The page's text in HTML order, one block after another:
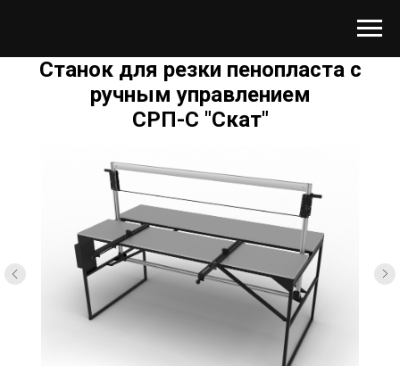
Станок для резки пенопласта с
ручным управлением
СРП-С "Скат"